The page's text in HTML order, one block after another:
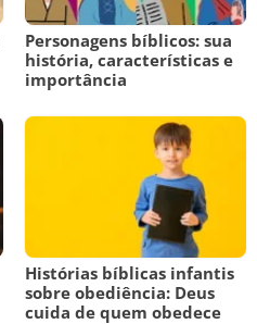
Personagens bíblicos: sua
história, características e
importância
Histórias bíblicas infantis
sobre obediência: Deus
cuida de quem obedece